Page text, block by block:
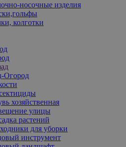
носочные изделия
колготки
Огород
хозяйственная
улицы
растений
для уборки
инструмент